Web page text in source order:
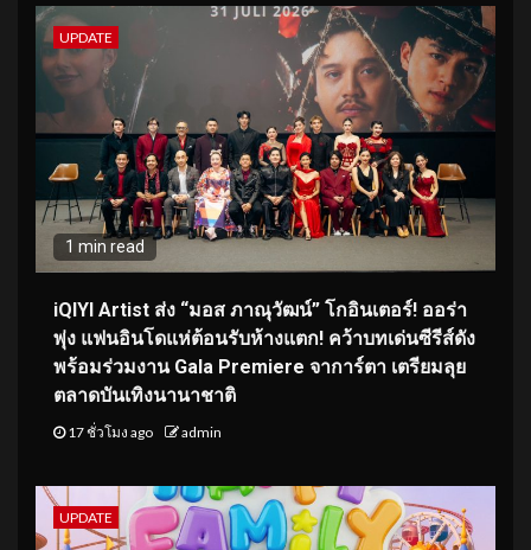
UPDATE
1 min read
iQIYI Artist ส่ง “มอส ภาณุวัฒน์” โกอินเตอร์! ออร่า
พุ่ง แฟนอินโดแห่ต้อนรับห้างแตก! คว้าบทเด่นซีรีส์ดัง
พร้อมร่วมงาน Gala Premiere จาการ์ตา เตรียมลุย
ตลาดบันเทิงนานาชาติ
17 ชั่วโมง ago admin
UPDATE